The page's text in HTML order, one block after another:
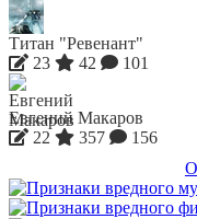
Титан "Ревенант"
23
42 101
Евгений Макаров
22
357
156